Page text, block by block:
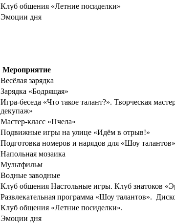
Клуб общения «Летние посиделки»
Эмоции дня
Мероприятие
Весёлая зарядка
Зарядка «Бодрящая»
Игра-беседа «Что такое талант?». Творческая
декупаж»
Мастер-класс «Пчела»
Подвижные игры на улице «Идём в отрыв!»
Подготовка номеров и нарядов для «Шоу талантов»
Напольная мозаика
Мультфильм
Водные заводные
Клуб общения Настольные игры. Клуб знатоков
Развлекательная программа «Шоу талантов».
Клуб общения «Летние посиделки».
Эмоции дня